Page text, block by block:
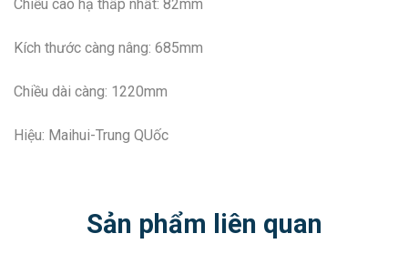
Chiều cao hạ thấp nhất: 82mm
Kích thước càng nâng: 685mm
Chiều dài càng: 1220mm
Hiệu: Maihui-Trung QUốc
Sản phẩm liên quan